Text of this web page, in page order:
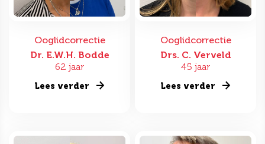
Ooglidcorrectie
Dr. E.W.H. Bodde
62 jaar
Lees verder
Ooglidcorrectie
Drs. C. Verveld
45 jaar
Lees verder